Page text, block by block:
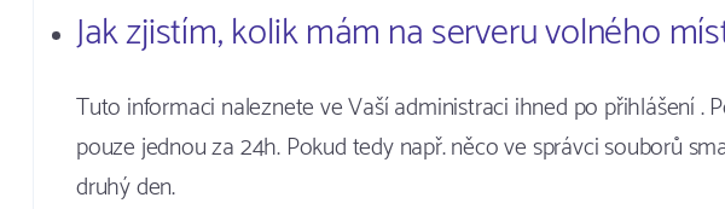
Jak zjistím, kolik mám na serveru volného
Tuto informaci naleznete ve Vaší administraci ihned po přihlášení .
pouze jednou za 24h. Pokud tedy např. něco ve správci souborů
druhý den.